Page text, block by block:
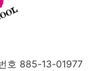
호 885-13-01977